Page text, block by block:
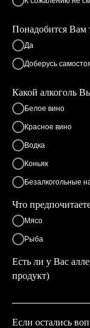
Понадобится Вам
Да
Доберусь
Какой алкоголь
Белое вино
Красное вино
Водка
Коньяк
Безалкогольные
Что
Мясо
Рыба
Есть ли у Вас
продукт)
Если остались